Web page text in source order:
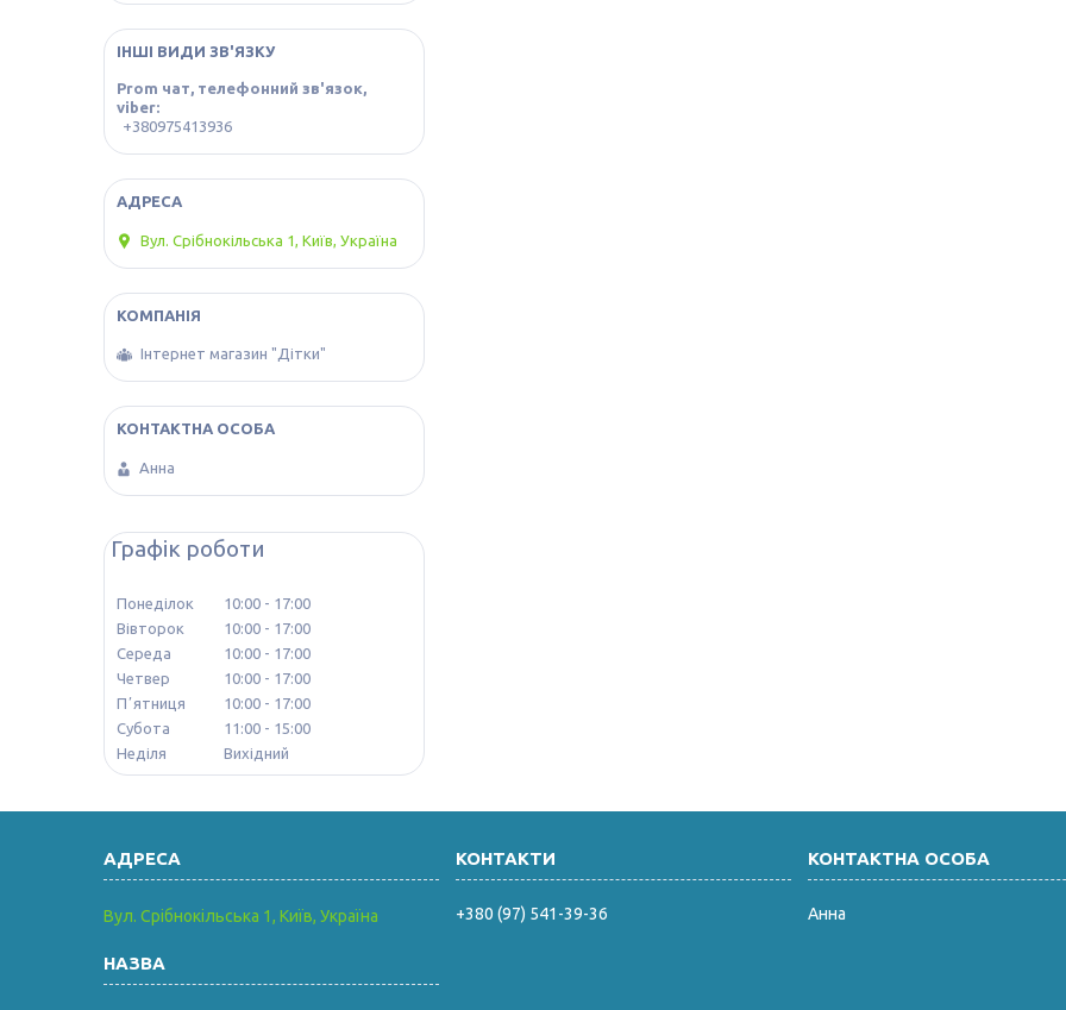
ІНШІ ВИДИ ЗВ'ЯЗКУ
Prom чат, телефонний зв'язок,
viber
+380975413936
Вул. Срібнокільська 1, Київ, Україна
Інтернет магазин "Дітки"
Анна
Графік роботи
Понеділок 10:00
17:00
Вівторок
10:00
17:00
Середа
10:00
17:00
Четвер
10:00
17:00
Пʼятниця
10:00
17:00
Субота
11:00
15:00
Неділя
Вихідний
Вул. Срібнокільська 1, Київ, Україна +380 (97) 541-39-36 Анна